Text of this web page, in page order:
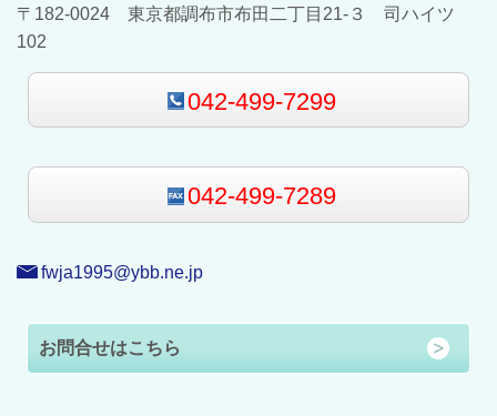
〒182-0024 東京都調布市布田二丁目21-３ 司ハイツ
102
042-499-7299
042-499-7289
fwja1995@ybb.ne.jp
お問合せはこちら